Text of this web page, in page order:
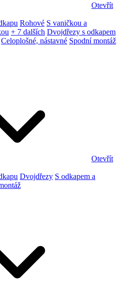
Otevřít
Rohové S vaničkou a
+ 7 dalších Dvojdřezy s odkapem
Celoplošné, nástavné Spodní montáž
Otevřít
Dvojdřezy S odkapem a